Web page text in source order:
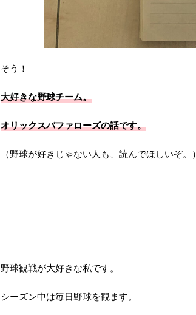
そう！
大好きな野球チーム。
オリックスバファローズの話です。
（野球が好きじゃない人も、読んでほしいぞ。）
野球観戦が大好きな私です。
シーズン中は毎日野球を観ます。